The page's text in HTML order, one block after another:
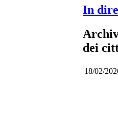
In
dei
18/02/